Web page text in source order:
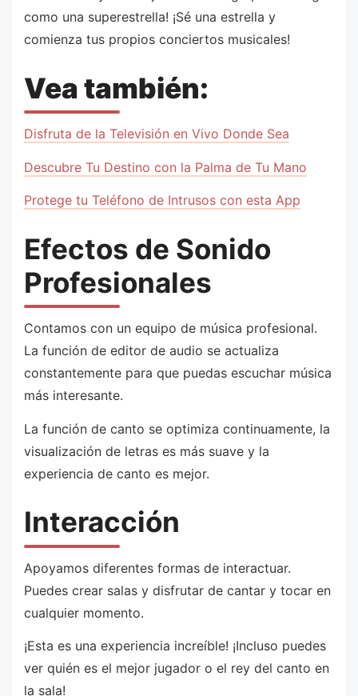
como una superestrella! ¡Sé una estrella y
comienza tus propios conciertos musicales!
Vea también:
Disfruta de la Televisión en Vivo Donde Sea
Descubre Tu Destino con la Palma de Tu Mano
Protege tu Teléfono de Intrusos con esta App
Efectos de Sonido
Profesionales
Contamos con un equipo de música profesional.
La función de editor de audio se actualiza
constantemente para que puedas escuchar música
más interesante.
La función de canto se optimiza continuamente, la
visualización de letras es más suave y la
experiencia de canto es mejor.
Interacción
Apoyamos diferentes formas de interactuar.
Puedes crear salas y disfrutar de cantar y tocar en
cualquier momento.
¡Esta es una experiencia increíble! ¡Incluso puedes
ver quién es el mejor jugador o el rey del canto en
la sala!